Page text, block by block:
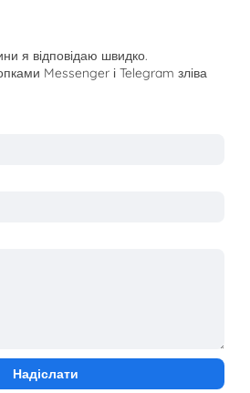
я відповідаю швидко.
Messenger і Telegram зліва